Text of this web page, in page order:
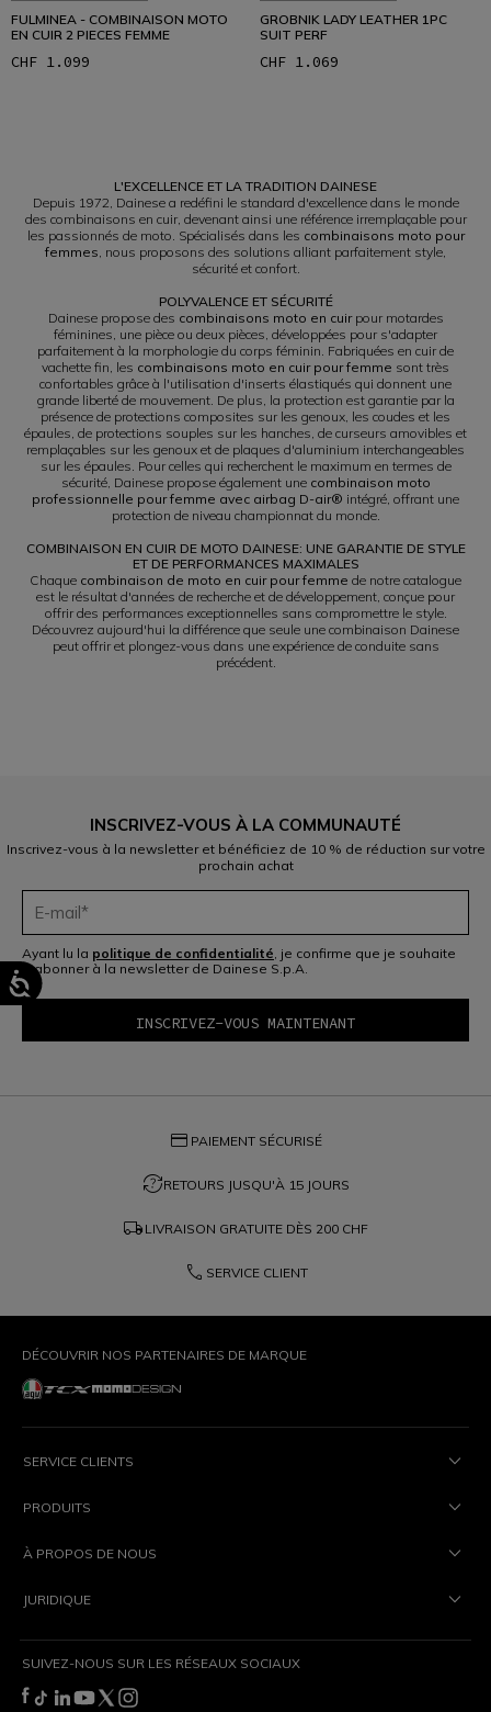
FULMINEA - COMBINAISON MOTO
EN CUIR 2 PIECES FEMME
CHF 1.099
GROBNIK LADY LEATHER 1PC
SUIT PERF
CHF 1.069
L'EXCELLENCE ET LA TRADITION DAINESE
Depuis 1972, Dainese a redéfini le standard d'excellence dans le monde
des combinaisons en cuir, devenant ainsi une référence irremplaçable pour
les passionnés de moto. Spécialisés dans les combinaisons moto pour
femmes, nous proposons des solutions alliant parfaitement style,
sécurité et confort.
POLYVALENCE ET SÉCURITÉ
Dainese propose des combinaisons moto en cuirpour motardes
féminines, une pièce ou deux pièces, développées pour s'adapter
parfaitement à la morphologie du corps féminin. Fabriquées en cuir de
vachette fin, les combinaisons moto en cuir pour femme sont très
confortables grâce à l'utilisation d'inserts élastiqués qui donnent une
grande liberté de mouvement. De plus, la protection est garantie par la
présence de protections composites sur les genoux, les coudes et les
épaules, de protections souples sur les hanches, de curseurs amovibles et
remplaçables sur les genoux et de plaques d'aluminium interchangeables
sur les épaules. Pour celles qui recherchent le maximum en termes de
sécurité, Dainese propose également une combinaison moto
professionnelle pour femme avec airbag D-air® intégré, offrant une
protection de niveau championnat du monde.
COMBINAISON EN CUIR DE MOTO DAINESE: UNE GARANTIE DE STYLE
ET DE PERFORMANCES MAXIMALES
Chaque combinaison de moto en cuir pour femme de notre catalogue
est le résultat d'années de recherche et de développement, conçue pour
offrir des performances exceptionnelles sans compromettre le style.
Découvrez aujourd'hui la différence que seule une combinaison Dainese
peut offrir et plongez-vous dans une expérience de conduite sans
précédent.
INSCRIVEZ-VOUS À LA COMMUNAUTÉ
Inscrivez-vous à la newsletter et bénéficiez de 10 % de réduction sur votre
prochain achat
Ayant lu la politique de confidentialité, je confirme que je souhaite
mabonner à la newsletter de Dainese S.p.A.
credit_card PAIEMENT SÉCURISÉ
question_exchangeRETOURS JUSQU'À 15 JOURS
local_shipping LIVRAISON GRATUITE DÈS 200 CHF
phone SERVICE CLIENT
DÉCOUVRIR NOS PARTENAIRES DE MARQUE
SERVICE CLIENTS
PRODUITS
À PROPOS DE NOUS
JURIDIQUE
SUIVEZ-NOUS SUR LES RÉSEAUX SOCIAUX